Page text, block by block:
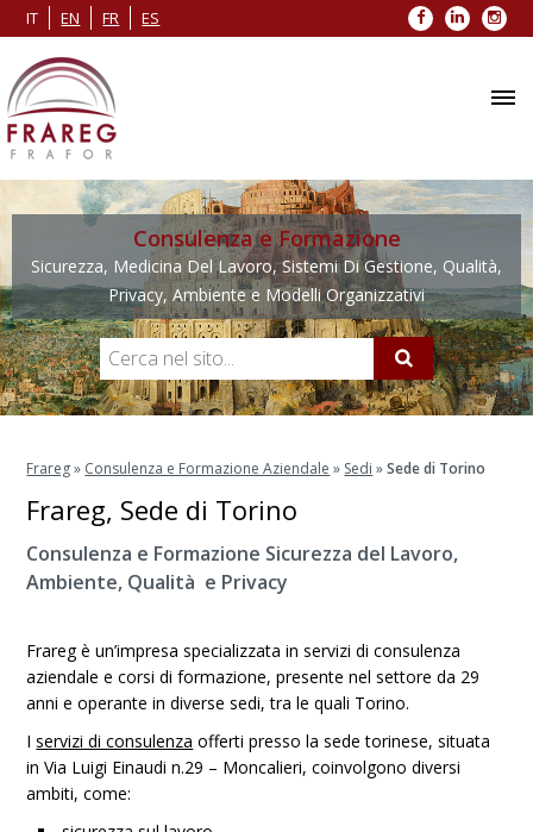
IT EN FR ES Facebook
LinkedIn
Consulenza e Formazione
Sicurezza, Medicina Del Lavoro, Sistemi Di Gestione, Qualità,
Privacy, Ambiente e Modelli Organizzativi
Frareg» Consulenza e Formazione Aziendale » Sedi »Sede di Torino
Frareg, Sede di Torino
Consulenza e Formazione Sicurezza del Lavoro,
Ambiente, Qualità e Privacy
Frareg è un’impresa specializzata in servizi di consulenza
aziendale e corsi di formazione, presente nel settore da 29
anni e operante in diverse sedi, tra le quali Torino.
Iservizi di consulenza offerti presso la sede torinese, situata
in Via Luigi Einaudi n.29 – Moncalieri, coinvolgono diversi
ambiti, come: